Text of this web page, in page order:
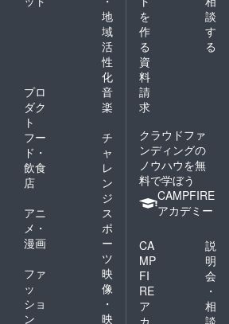
地
域
活
性
化
プロ
ダク
ト
音
楽
フー
ド・
飲食
店
チ
ャ
レ
ン
ジ
アニ
メ・
漫画
ス
ポ
ー
ツ
ファ
ッ
ショ
ン
映
像
・
映
を
作
る
談
す
る
資
料
請
求
クラウドファ
ンディングの
ノウハウを無
料で学ぼう
CAMPFIRE
アカデミー
CA
MP
FI
RE
ア
カ
説
明
会
・
相
談